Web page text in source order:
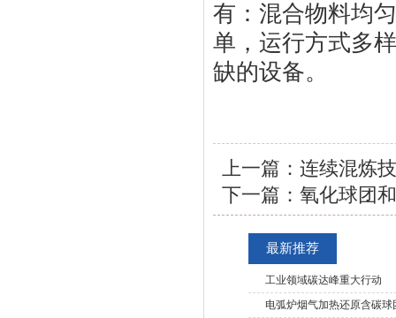
有：混合物料均
单，运行方式多
缺的设备。
上一篇： 连续混炼
下一篇： 氧化球团
最新推荐
工业领域碳达峰重大行动
电弧炉烟气加热还原含碳球